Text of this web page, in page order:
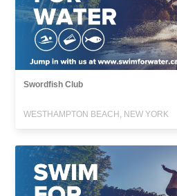
Swordfish Club
WESTHAMPTON BEACH, NEW YORK